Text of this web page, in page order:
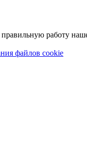
работу
файлов cookie